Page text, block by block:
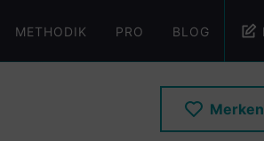
METHODIK PRO BLOG
Merken